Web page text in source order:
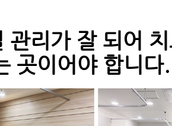
관리가 잘 되어
곳이어야 합니다.